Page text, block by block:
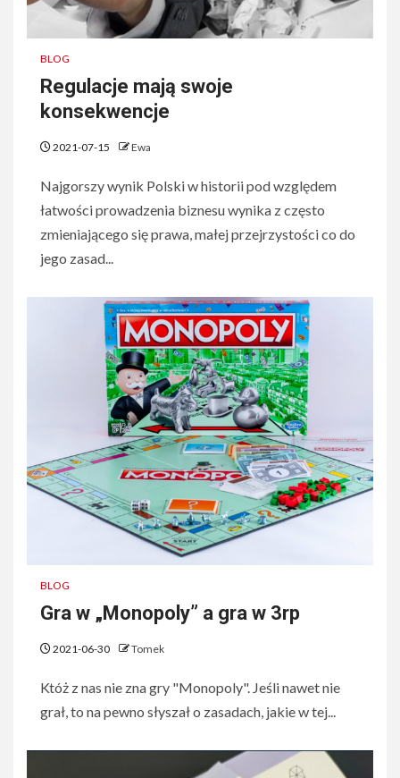
BLOG
Regulacje mają swoje
konsekwencje
2021-07-15 Ewa
Najgorszy wynik Polski w historii pod względem
łatwości prowadzenia biznesu wynika z często
zmieniającego się prawa, małej przejrzystości co do
jego zasad...
BLOG
Gra w „Monopoly” a gra w 3rp
2021-06-30 Tomek
Któż z nas nie zna gry "Monopoly". Jeśli nawet nie
grał, to na pewno słyszał o zasadach, jakie w tej...